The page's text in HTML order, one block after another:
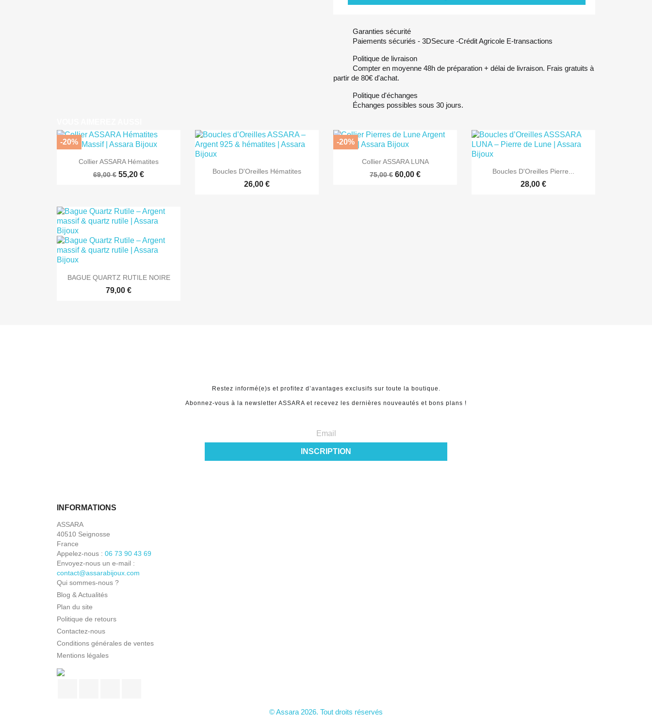
Garanties sécurité
Paiements sécuriés - 3DSecure -Crédit Agricole E-transactions
Politique de livraison
Compter en moyenne 48h de préparation + délai de livraison. Frais gratuits à
partir de 80€ d'achat.
Politique d'échanges
Échanges possibles sous 30 jours.
 Aperçu rapide
Collier ASSARA Hématites
69,00 € 55,20 €
-20%
 Aperçu rapide
Boucles D'Oreilles Hématites
26,00 €
 Aperçu rapide
Collier ASSARA LUNA
75,00 € 60,00 €
-20%
 Aperçu rapide
Boucles D'Oreilles Pierre...
28,00 €
 Aperçu rapide
BAGUE QUARTZ RUTILE NOIRE
79,00 €
Restez informé(e)s et profitez d’avantages exclusifs sur toute la boutique.
Abonnez-vous à la newsletter ASSARA et recevez les dernières nouveautés et bons plans !
INSCRIPTION
INFORMATIONS
ASSARA
40510 Seignosse
France
Appelez-nous : 06 73 90 43 69
Envoyez-nous un e-mail :
contact@assarabijoux.com
Qui sommes-nous ?
Blog & Actualités
Plan du site
Politique de retours
Contactez-nous
Conditions générales de ventes
Mentions légales
© Assara 2026. Tout droits réservés